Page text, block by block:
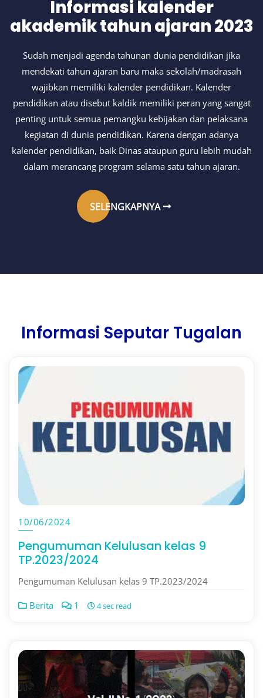
Informasi kalender
akademik tahun ajaran 2023
Sudah menjadi agenda tahunan dunia pendidikan jika
mendekati tahun ajaran baru maka sekolah/madrasah
wajibkan memiliki kalender pendidikan. Kalender
pendidikan atau disebut kaldik memiliki peran yang sangat
penting untuk semua pemangku kebijakan dan pelaksana
kegiatan di dunia pendidikan. Karena dengan adanya
kalender pendidikan, baik Dinas ataupun guru lebih mudah
dalam merancang program selama satu tahun ajaran.
SELENGKAPNYA
Informasi Seputar Tugalan
10/06/2024
Pengumuman Kelulusan kelas 9
TP.2023/2024
Pengumuman Kelulusan kelas 9 TP.2023/2024
Berita 1 4 sec read